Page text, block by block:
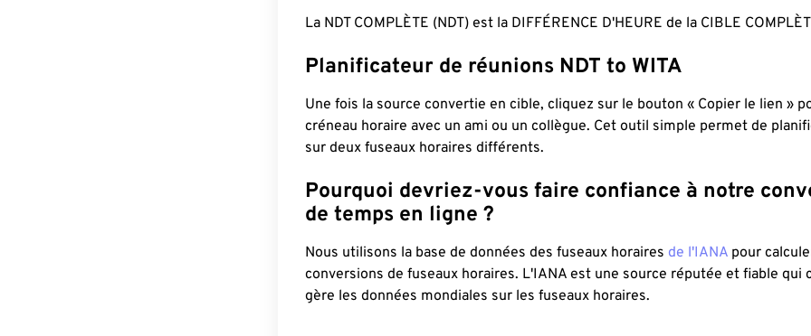
La NDT COMPLÈTE (NDT) est la DIFFÉRENCE D'HEURE de la CIBLE
Planificateur de réunions NDT to WITA
Une fois la source convertie en cible, cliquez sur le bouton « Copier le lien »
créneau horaire avec un ami ou un collègue. Cet outil simple permet de
sur deux fuseaux horaires différents.
Pourquoi devriez-vous faire confiance à notre
de temps en ligne ?
Nous utilisons la base de données des fuseaux horaires de l'IANA pour
conversions de fuseaux horaires. L'IANA est une source réputée et fiable qui
gère les données mondiales sur les fuseaux horaires.